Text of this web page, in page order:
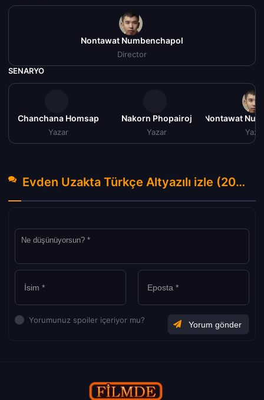
Nontawat Numbenchapol
Director
SENARYO
Chanchana Homsap
Yazar
Nakorn Phopairoj
Yazar
Nontawat
Evden Uzakta Türkçe Altyazılı izle (2023) Hakkında Yorumlar
Yorumunuz spoiler içeriyor mu?